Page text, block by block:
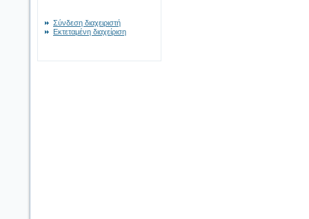
Σύνδεση διαχειριστή
Εκτεταμένη διαχείριση